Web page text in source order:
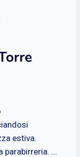
estiva.
parabirreria. ...